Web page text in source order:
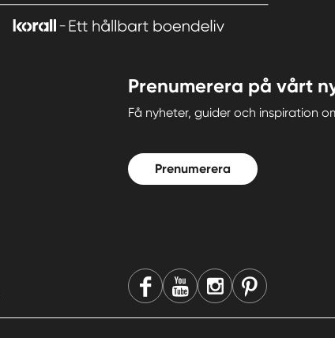
Prenumerera på vårt
Få nyheter, guider och inspiration
Prenumerera